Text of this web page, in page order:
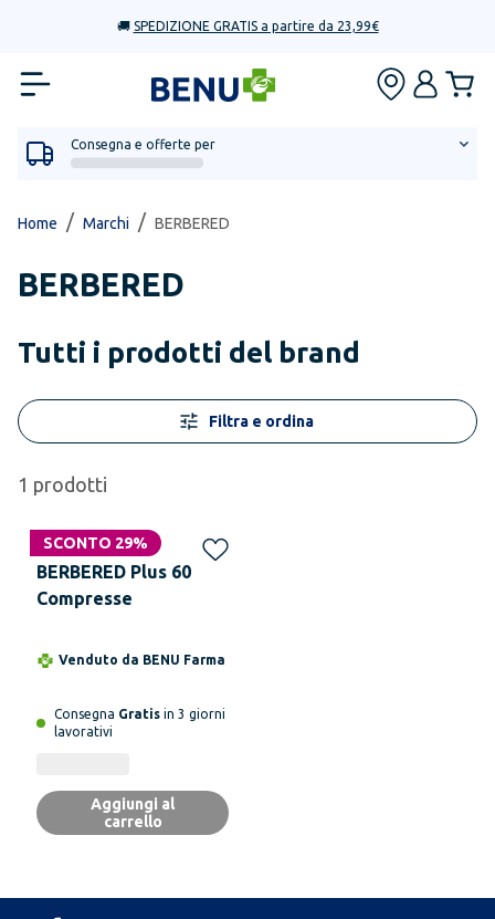
🚚 SPEDIZIONE GRATIS a partire da 23,99€
Consegna e offerte per
Home / Marchi / BERBERED
BERBERED
Tutti i prodotti del brand
Filtra e ordina
1 prodotti
SCONTO 29%
Solo online
BERBERED Plus 60
Compresse
Venduto da BENU Farma
Consegna Gratis in 3 giorni
lavorativi
Aggiungi al
carrello